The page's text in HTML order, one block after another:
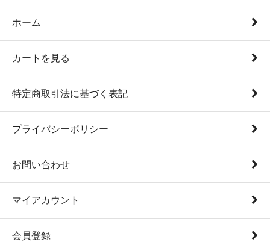
ホーム
カートを見る
特定商取引法に基づく表記
プライバシーポリシー
お問い合わせ
マイアカウント
会員登録